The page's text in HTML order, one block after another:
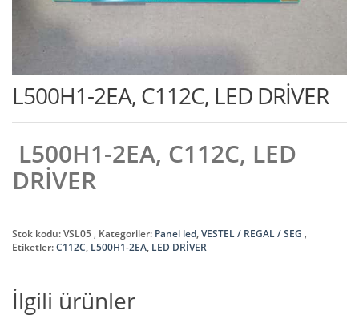
L500H1-2EA, C112C, LED DRİVER
L500H1-2EA, C112C, LED
DRİVER
Stok kodu:VSL05 Kategoriler: Panel led,VESTEL / REGAL / SEG
Etiketler:C112C, L500H1-2EA, LED DRİVER
İlgili ürünler